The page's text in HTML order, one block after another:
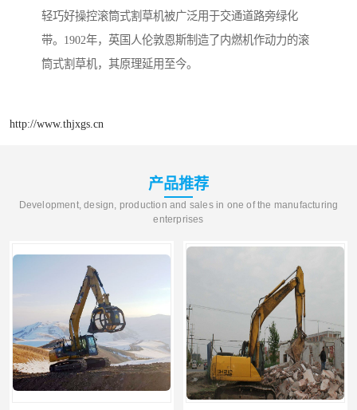
轻巧好操控滚筒式割草机被广泛用于交通道路旁绿化
带。1902年，英国人伦敦恩斯制造了内燃机作动力的滚
筒式割草机，其原理延用至今。
http://www.thjxgs.cn
产品推荐
Development, design, production and sales in one of the manufacturing
enterprises